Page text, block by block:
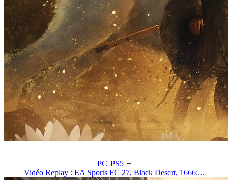
PC PS5 +
Vidéo Replay : EA Sports FC 27, Black Desert, 1666:...